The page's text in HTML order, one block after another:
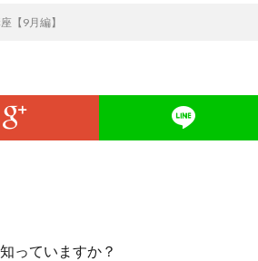
【9月編】
っていますか？